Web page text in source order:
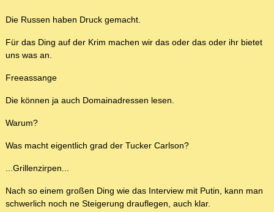
Die Russen haben Druck gemacht.
Für das Ding auf der Krim machen wir das oder das oder ihr bietet
uns was an.
Freeassange
Die können ja auch Domainadressen lesen.
Warum?
Was macht eigentlich grad der Tucker Carlson?
...Grillenzirpen...
Nach so einem großen Ding wie das Interview mit Putin, kann man
schwerlich noch ne Steigerung drauflegen, auch klar.